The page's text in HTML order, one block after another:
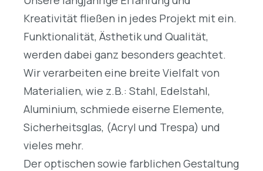
Kreativität fließen in jedes Projekt mit ein.
Funktionalität, Ästhetik und Qualität,
werden dabei ganz besonders geachtet.
Wir verarbeiten eine breite Vielfalt von
Materialien, wie z.B.: Stahl, Edelstahl,
Aluminium, schmiede eiserne Elemente,
Sicherheitsglas, (Acryl und Trespa) und
vieles mehr.
Der optischen sowie farblichen Gestaltung